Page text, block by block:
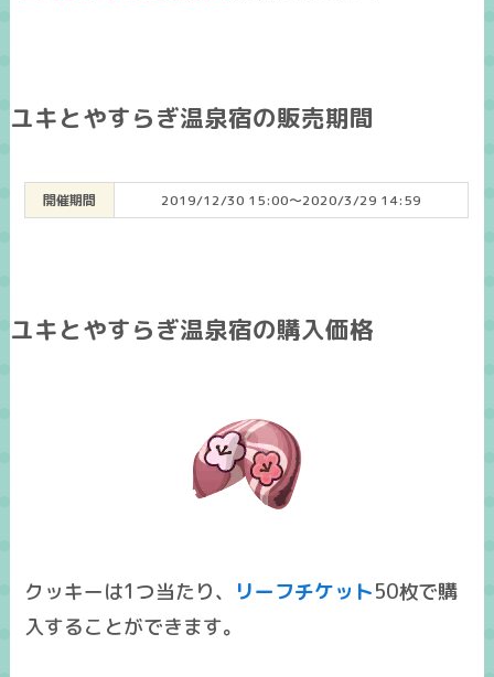
ユキとやすらぎ温泉宿の販売期間
開催期間 2019/12/30 15:00～2020/3/29 14:59
ユキとやすらぎ温泉宿の購入価格
クッキーは1つ当たり、 リーフチケット50枚で購
入することができます。